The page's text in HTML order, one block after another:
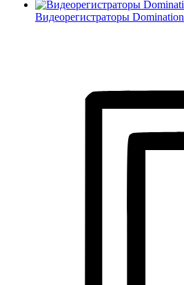
Видеорегистраторы Domination